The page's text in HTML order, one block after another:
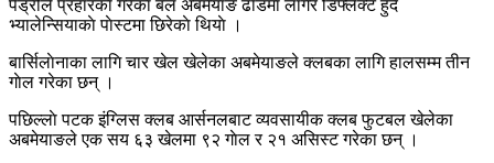
पेड्रीले प्रहारकाे गरेकाे बल अबमेयाङ ढाँडमा लागेर डिफ्लेक्ट हुँदै
भ्यालेन्सियाकाे पाेस्टमा छिरेकाे थियाे ।
बार्सिलाेनाका लागि चार खेल खेलेका अबमेयाङले क्लबका लागि हालसम्म तीन
गाेल गरेका छन् ।
पछिल्लाे पटक इंग्लिस क्लब आर्सनलबाट व्यवसायीक क्लब फुटबल खेलेका
अबमेयाङले एक सय ६३ खेलमा ९२ गाेल र २१ असिस्ट गरेका छन् ।